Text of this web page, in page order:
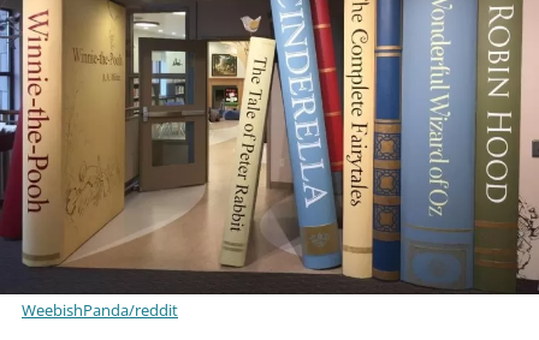
WeebishPanda/reddit